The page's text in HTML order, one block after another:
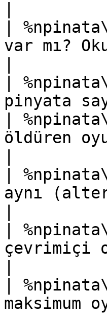
|
var mı?
|
pinyata
|
öldüren
|
aynı
|
çevrimiçi
|
maksimum